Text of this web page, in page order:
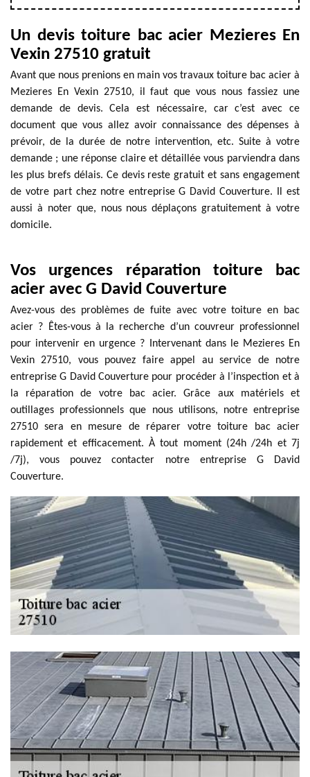
Un devis toiture bac acier Mezieres En
Vexin 27510 gratuit
Avant que nous prenions en main vos travaux toiture bac acier à
Mezieres En Vexin 27510, il faut que vous nous fassiez une
demande de devis. Cela est nécessaire, car c’est avec ce
document que vous allez avoir connaissance des dépenses à
prévoir, de la durée de notre intervention, etc. Suite à votre
demande ; une réponse claire et détaillée vous parviendra dans
les plus brefs délais. Ce devis reste gratuit et sans engagement
de votre part chez notre entreprise G David Couverture. Il est
aussi à noter que, nous nous déplaçons gratuitement à votre
domicile.
Vos urgences réparation toiture bac
acier avec G David Couverture
Avez-vous des problèmes de fuite avec votre toiture en bac
acier ? Êtes-vous à la recherche d’un couvreur professionnel
pour intervenir en urgence ? Intervenant dans le Mezieres En
Vexin 27510, vous pouvez faire appel au service de notre
entreprise G David Couverture pour procéder à l’inspection et à
la réparation de votre bac acier. Grâce aux matériels et
outillages professionnels que nous utilisons, notre entreprise
27510 sera en mesure de réparer votre toiture bac acier
rapidement et efficacement. À tout moment (24h /24h et 7j
/7j), vous pouvez contacter notre entreprise G David
Couverture.